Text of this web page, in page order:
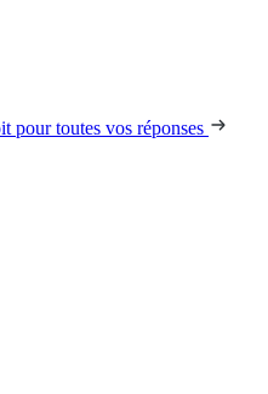
pour toutes vos réponses